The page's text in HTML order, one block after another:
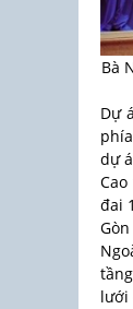
Bà
Dự
dự
đai
lưới